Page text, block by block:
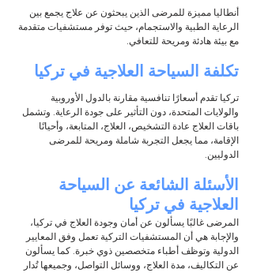
أنطاليا مميزة للمرضى الذين يبحثون عن علاج يجمع بين
الرعاية الطبية والاستجمام، حيث توفر مستشفيات متقدمة
مع بيئة هادئة ومريحة للتعافي.
تكلفة السياحة العلاجية في تركيا
تركيا تقدم أسعارًا تنافسية مقارنة بالدول الأوروبية
والولايات المتحدة، دون التأثير على جودة الرعاية. وتشمل
باقات العلاج عادة التشخيص، العلاج، المتابعة، وأحيانًا
الإقامة، مما يجعل التجربة شاملة ومريحة للمرضى
الدوليين.
الأسئلة الشائعة عن السياحة
العلاجية في تركيا
المرضى غالبًا يسألون عن أمان وجودة العلاج في تركيا،
والإجابة هي أن المستشفيات التركية تعمل وفق المعايير
الدولية وتوظف أطباء متخصصين ذوي خبرة. كما يسألون
عن التكاليف، مدة العلاج، ووسائل التواصل، وجميعها تُدار